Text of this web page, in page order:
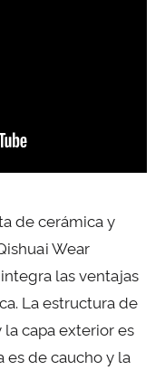
de cerámica y
Wear
las ventajas
La estructura de
la capa exterior es
es de caucho y la